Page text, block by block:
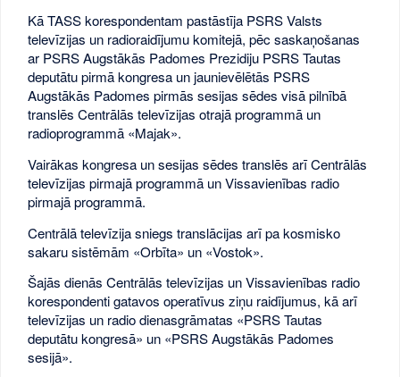
Kā TASS korespondentam pastāstīja PSRS Valsts
televīzijas un radioraidījumu komitejā, pēc saskaņošanas
ar PSRS Augstākās Padomes Prezidiju PSRS Tautas
deputātu pirmā kongresa un jaunievēlētās PSRS
Augstākās Padomes pirmās sesijas sēdes visā pilnībā
translēs Centrālās televīzijas otrajā programmā un
radioprogrammā «Majak».
Vairākas kongresa un sesijas sēdes translēs arī Centrālās
televīzijas pirmajā programmā un Vissavienības radio
pirmajā programmā.
Centrālā televīzija sniegs translācijas arī pa kosmisko
sakaru sistēmām «Orbīta» un «Vostok».
Šajās dienās Centrālās televīzijas un Vissavienības radio
korespondenti gatavos operatīvus ziņu raidījumus, kā arī
televīzijas un radio dienasgrāmatas «PSRS Tautas
deputātu kongresā» un «PSRS Augstākās Padomes
sesijā».